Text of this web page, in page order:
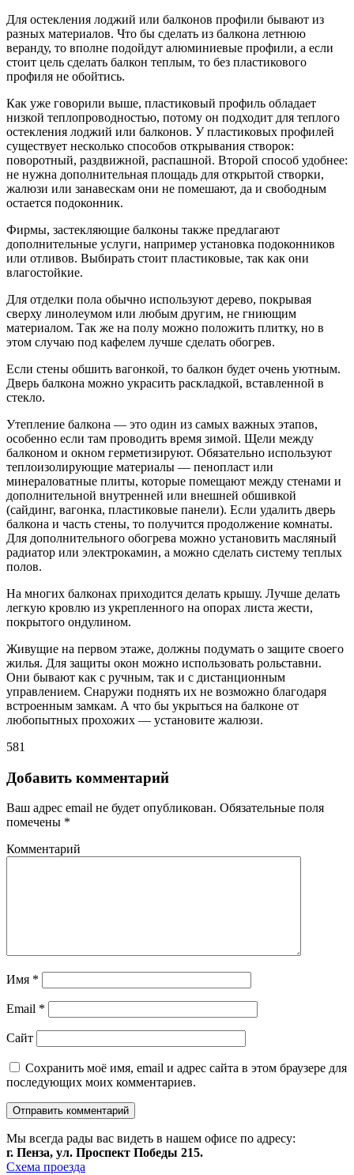
Для остекления лоджий или балконов профили бывают из
разных материалов. Что бы сделать из балкона летнюю
веранду, то вполне подойдут алюминиевые профили, а если
стоит цель сделать балкон теплым, то без пластикового
профиля не обойтись.
Как уже говорили выше, пластиковый профиль обладает
низкой теплопроводностью, потому он подходит для теплого
остекления лоджий или балконов. У пластиковых профилей
существует несколько способов открывания створок:
поворотный, раздвижной, распашной. Второй способ удобнее:
не нужна дополнительная площадь для открытой створки,
жалюзи или занавескам они не помешают, да и свободным
остается подоконник.
Фирмы, застекляющие балконы также предлагают
дополнительные услуги, например установка подоконников
или отливов. Выбирать стоит пластиковые, так как они
влагостойкие.
Для отделки пола обычно используют дерево, покрывая
сверху линолеумом или любым другим, не гниющим
материалом. Так же на полу можно положить плитку, но в
этом случаю под кафелем лучше сделать обогрев.
Если стены обшить вагонкой, то балкон будет очень уютным.
Дверь балкона можно украсить раскладкой, вставленной в
стекло.
Утепление балкона — это один из самых важных этапов,
особенно если там проводить время зимой. Щели между
балконом и окном герметизируют. Обязательно используют
теплоизолирующие материалы — пенопласт или
минераловатные плиты, которые помещают между стенами и
дополнительной внутренней или внешней обшивкой
(сайдинг, вагонка, пластиковые панели). Если удалить дверь
балкона и часть стены, то получится продолжение комнаты.
Для дополнительного обогрева можно установить масляный
радиатор или электрокамин, а можно сделать систему теплых
полов.
На многих балконах приходится делать крышу. Лучше делать
легкую кровлю из укрепленного на опорах листа жести,
покрытого ондулином.
Живущие на первом этаже, должны подумать о защите своего
жилья. Для защиты окон можно использовать рольставни.
Они бывают как с ручным, так и с дистанционным
управлением. Снаружи поднять их не возможно благодаря
встроенным замкам. А что бы укрыться на балконе от
любопытных прохожих — установите жалюзи.
581
Добавить комментарий
Ваш адрес email не будет опубликован. Обязательные поля
помечены *
Комментарий
Имя *
Email *
Сайт
Сохранить моё имя, email и адрес сайта в этом браузере для
последующих моих комментариев.
Мы всегда рады вас видеть в нашем офисе по адресу:
г. Пенза, ул. Проспект Победы 215.
Схема проезда